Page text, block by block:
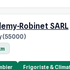
Robinet SARL
(55000)
Frigoriste &